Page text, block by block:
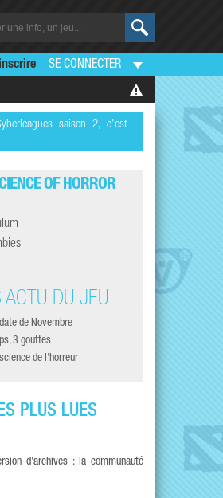
SE CONNECTER
saison 2, c'est
OF HORROR
ACTU DU JEU
de Novembre
3 gouttes
de l'horreur
PLUS LUES
d'archives : la communauté